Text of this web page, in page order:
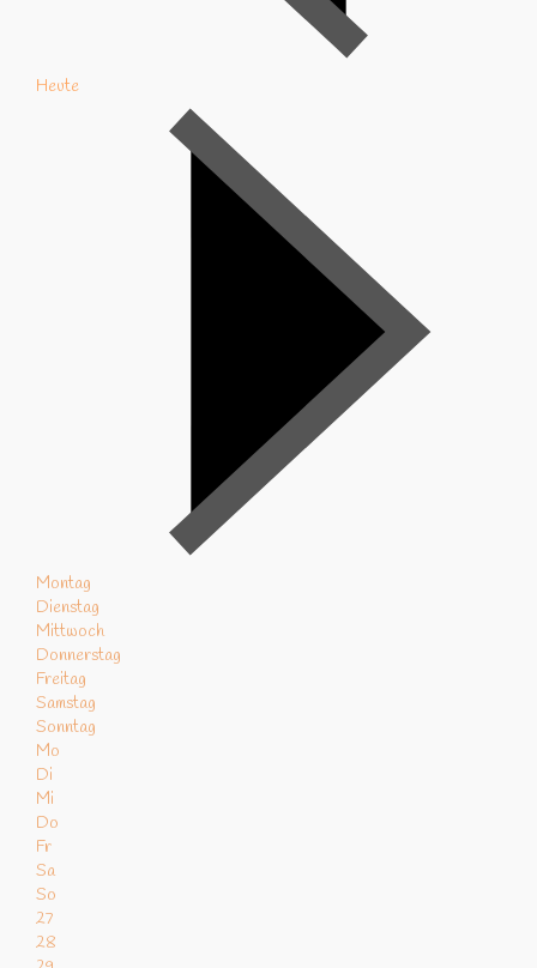
Heute
Montag
Dienstag
Mittwoch
Donnerstag
Freitag
Samstag
Sonntag
Mo
Di
Mi
Do
Fr
Sa
So
27
28